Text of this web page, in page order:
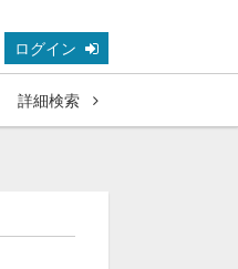
ログイン
詳細検索